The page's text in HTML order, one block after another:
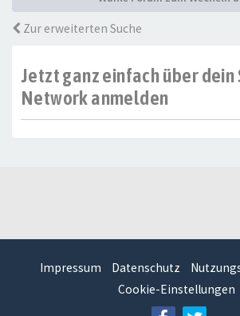
Zur erweiterten Suche
Jetzt ganz einfach über dein
Network anmelden
Impressum Datenschutz
Cookie-Einstellungen